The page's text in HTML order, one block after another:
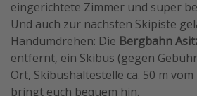
eingerichtete Zimmer und super
Und auch zur nächsten Skipiste
Handumdrehen: Die Bergbahn
entfernt, ein Skibus (gegen
Ort, Skibushaltestelle ca. 50 m
bringt euch bequem hin.